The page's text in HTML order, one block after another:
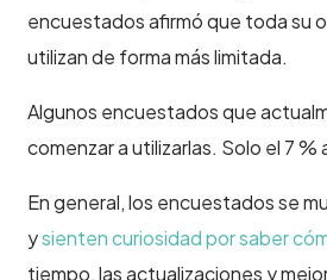
encuestados afirmó que toda su
utilizan de forma más limitada.
Algunos encuestados que
comenzar a utilizarlas. Solo el 7
En general, los encuestados se
ysienten curiosidad por saber
tiempo, las actualizaciones y